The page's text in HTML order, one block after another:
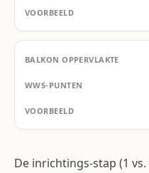
De inrichtings-stap (1